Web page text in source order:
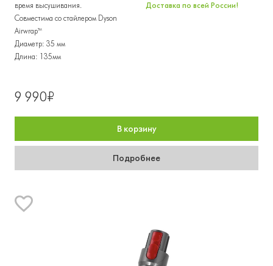
время высушивания.
Совместима со стайлером Dyson
Airwrap™
Диаметр: 35 мм
Длина: 135мм
Доставка по всей России!
9 990₽
В корзину
Подробнее